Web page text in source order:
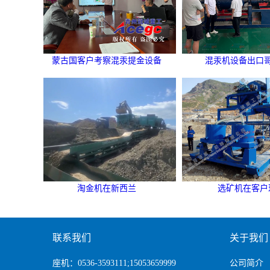
蒙古国客户考察混汞提金设备 混汞机设备出口
淘金机在新西兰 选矿机在客户
联系我们
座机：0536-3593111;15053659999
关于我们
公司简介